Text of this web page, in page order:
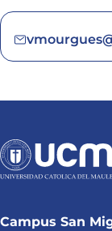
Campus San